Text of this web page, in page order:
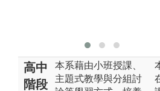
高中
階段
本系藉由小班授課、
主題式教學與分組討